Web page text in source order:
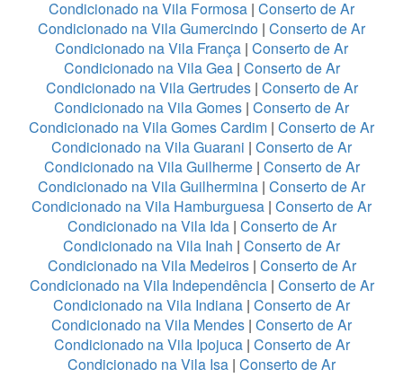
Condicionado na Vila Formosa | Conserto de Ar
Condicionado na Vila Gumercindo | Conserto de Ar
Condicionado na Vila França | Conserto de Ar
Condicionado na Vila Gea| Conserto de Ar
Condicionado na Vila Gertrudes| Conserto de Ar
Condicionado na Vila Gomes | Conserto de Ar
Condicionado na Vila Gomes Cardim | Conserto de Ar
Condicionado na Vila Guarani | Conserto de Ar
Condicionado na Vila Guilherme| Conserto de Ar
Condicionado na Vila Guilhermina | Conserto de Ar
Condicionado na Vila Hamburguesa | Conserto de Ar
Condicionado na Vila Ida| Conserto de Ar
Condicionado na Vila Inah | Conserto de Ar
Condicionado na Vila Medeiros| Conserto de Ar
Condicionado na Vila Independência| Conserto de Ar
Condicionado na Vila Indiana | Conserto de Ar
Condicionado na Vila Mendes | Conserto de Ar
Condicionado na Vila Ipojuca| Conserto de Ar
Condicionado na Vila Isa | Conserto de Ar